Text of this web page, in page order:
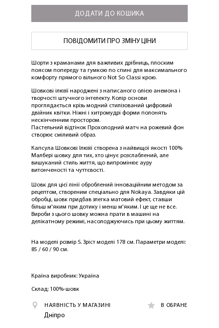
ДОДАТИ ДО КОШИКА
ПОВІДОМИТИ ПРО ЗМІНУ ЦІНИ
Шорти з краманами для важливих дрібниць, плоским
поясом попереду та гумкою по спині для максимального
комфорту прямого вільного Not So Classi крою.
Шовкові ілюзії народжені з написаного олією анемона і
творчості штучного інтелекту. Колір основи
проглядається крізь модний стилізований цифровий
двійник квітки. Ніжні і хитромудрі форми полонять
нескінченним простором.
Пастельний відтінок Прохолодний матч на рожевий фон
створює сміливий образ.
Капсула Шовкові Ілюзії створена з найвищої якості 100%
Малбері шовку для тих, хто цінує розслаблений, але
вишуканий стиль життя, що випромінює ауру
витонченості та чуттєвості.
Шовк для цієї лінії оброблений інноваційним методом за
рецептом, створеним спеціально для Nokaya. Завдяки цій
обробці, шовк придбав злегка матовий ефект, ставши
більш м'яким при дотику і менш м'яким. І це ще не все.
Вироби з цього шовку можна прати в машині на
делікатному режимі, насолоджуючись при цьому життям.
На моделі розмір S. Зріст моделі 178 см. Параметри моделі:
85 / 60 / 90 см.
Країна виробник: Україна
Склад: 100%-шовк
НАЯВНІСТЬ У МАГАЗИНІ В ОБРАНЕ
Дніпро
ЛАСКАВО ПРОСИМО ДО
NOSOVSKI.COM! ПРИЙМІТЬ ВІД НАС
ПРИВІТНИЙ БОНУС - ЗНИЖКУ НА